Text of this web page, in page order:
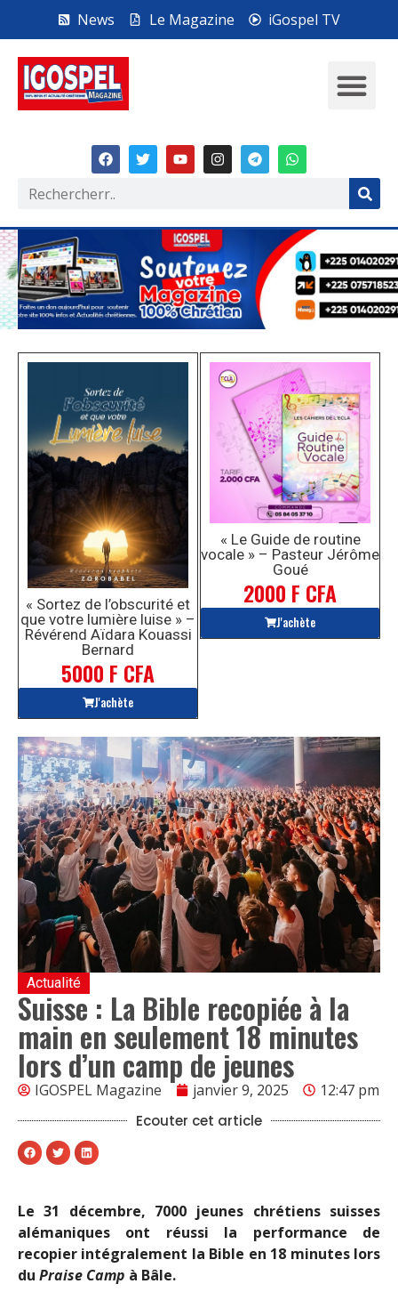
News Le Magazine iGospel TV
« Sortez de l’obscurité et
que votre lumière luise » –
Révérend Aïdara Kouassi
Bernard
5000 F CFA
J'achète
« Le Guide de routine
vocale » – Pasteur Jérôme
Goué
2000 F CFA
J'achète
Actualité
Suisse : La Bible recopiée à la
main en seulement 18 minutes
lors d’un camp de jeunes
IGOSPEL Magazine janvier 9, 2025 12:47 pm
Ecouter cet article
Le 31 décembre, 7000 jeunes chrétiens suisses
alémaniques ont réussi la performance de
recopier intégralement la Bible en 18 minutes lors
du Praise Camp à Bâle.